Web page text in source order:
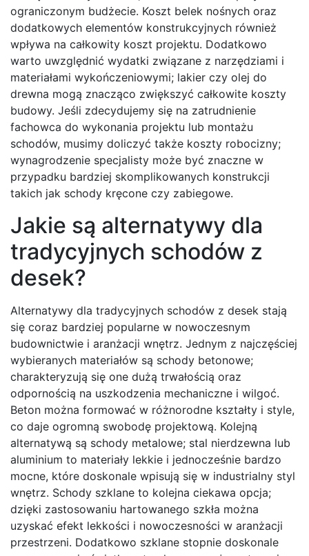
ograniczonym budżecie. Koszt belek nośnych oraz
dodatkowych elementów konstrukcyjnych również
wpływa na całkowity koszt projektu. Dodatkowo
warto uwzględnić wydatki związane z narzędziami i
materiałami wykończeniowymi; lakier czy olej do
drewna mogą znacząco zwiększyć całkowite koszty
budowy. Jeśli zdecydujemy się na zatrudnienie
fachowca do wykonania projektu lub montażu
schodów, musimy doliczyć także koszty robocizny;
wynagrodzenie specjalisty może być znaczne w
przypadku bardziej skomplikowanych konstrukcji
takich jak schody kręcone czy zabiegowe.
Jakie są alternatywy dla
tradycyjnych schodów z
desek?
Alternatywy dla tradycyjnych schodów z desek stają
się coraz bardziej popularne w nowoczesnym
budownictwie i aranżacji wnętrz. Jednym z najczęściej
wybieranych materiałów są schody betonowe;
charakteryzują się one dużą trwałością oraz
odpornością na uszkodzenia mechaniczne i wilgoć.
Beton można formować w różnorodne kształty i style,
co daje ogromną swobodę projektową. Kolejną
alternatywą są schody metalowe; stal nierdzewna lub
aluminium to materiały lekkie i jednocześnie bardzo
mocne, które doskonale wpisują się w industrialny styl
wnętrz. Schody szklane to kolejna ciekawa opcja;
dzięki zastosowaniu hartowanego szkła można
uzyskać efekt lekkości i nowoczesności w aranżacji
przestrzeni. Dodatkowo szklane stopnie doskonale